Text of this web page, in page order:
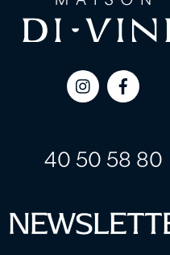
Icon
Icon
40 50 58 80